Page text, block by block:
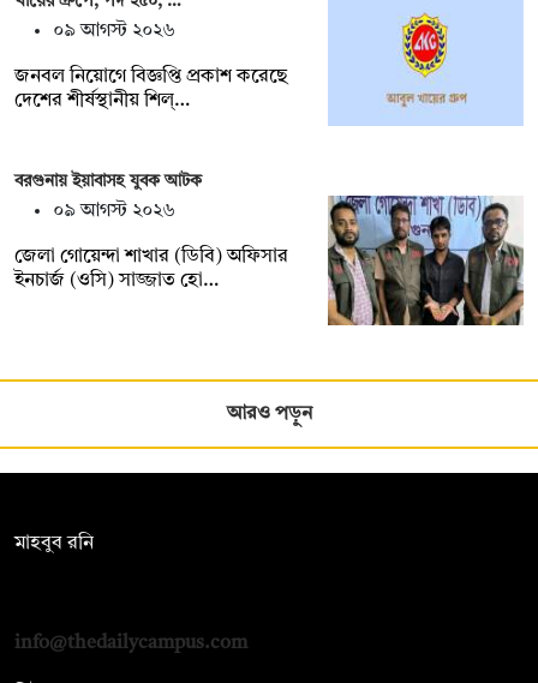
০৯ আগস্ট ২০২৬
জনবল নিয়োগে বিজ্ঞপ্তি প্রকাশ করেছে
দেশের শীর্ষস্থানীয় শিল্…
বরগুনায় ইয়াবাসহ যুবক আটক
০৯ আগস্ট ২০২৬
জেলা গোয়েন্দা শাখার (ডিবি) অফিসার
ইনচার্জ (ওসি) সাজ্জাত হো…
আরও পড়ুন
মাহবুব রনি
info@thedailycampus.com